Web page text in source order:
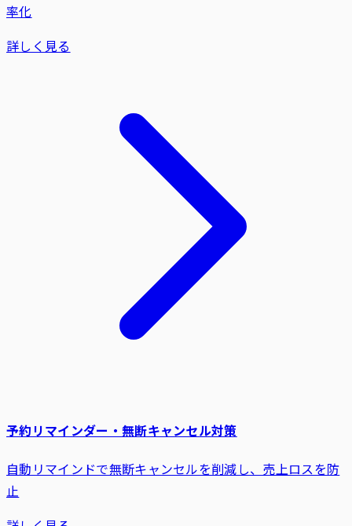
率化
詳しく見る
予約リマインダー・無断キャンセル対策
自動リマインドで無断キャンセルを削減し、売上ロスを防
止